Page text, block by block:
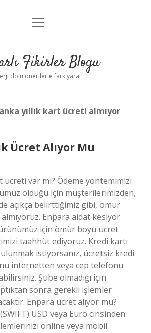
Anasayfa
Yasal Uyarı
menüyü
Fikirler Blogu
dolu önerilerle fark yarat!
yıllık kart ücreti almıyor
Ücret Alıyor Mu
ücreti var mı? Ödeme yöntemimizi
olduğu için müşterilerimizden,
açıkça belirttiğimiz gibi, ömür
Enpara aidat kesiyor
için ömür boyu ücret
taahhüt ediyoruz. Kredi kartı
istiyorsanız, ücretsiz kredi
internetten veya cep telefonu
Şube olmadığı için
sonra gerekli işlemler
Enpara ücret alıyor mu?
USD veya Euro cinsinden
online veya mobil